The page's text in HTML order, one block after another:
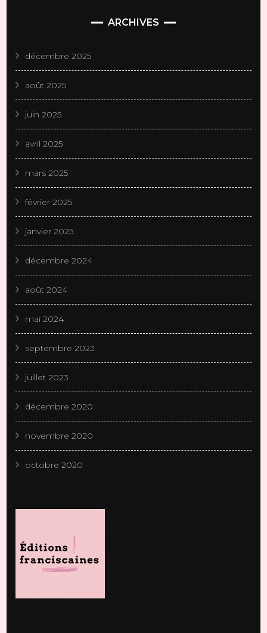
ARCHIVES
décembre 2025
août 2025
juin 2025
avril 2025
mars 2025
février 2025
janvier 2025
décembre 2024
août 2024
mai 2024
septembre 2023
juillet 2023
décembre 2020
novembre 2020
octobre 2020